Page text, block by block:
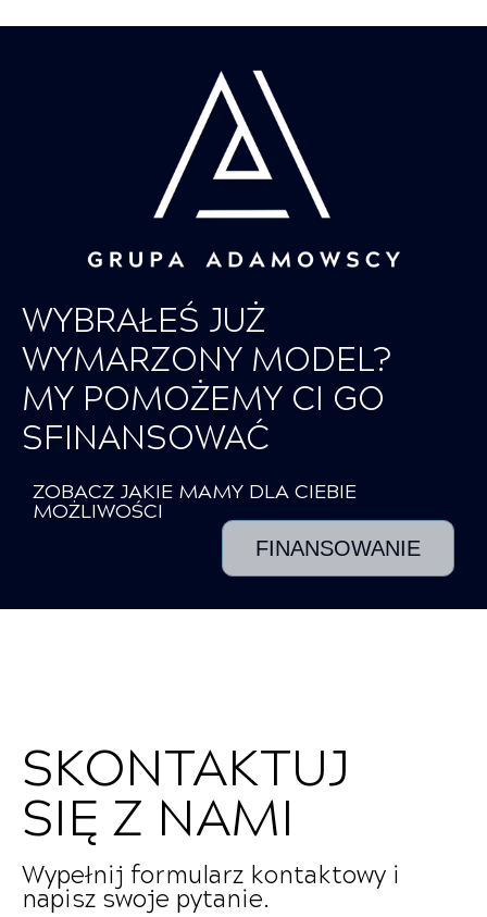
WYBRAŁEŚ JUŻ
WYMARZONY MODEL?
MY POMOŻEMY CI GO
SFINANSOWAĆ
ZOBACZ JAKIE MAMY DLA CIEBIE
MOŻLIWOŚCI
FINANSOWANIE
SKONTAKTUJ
SIĘ Z NAMI
Wypełnij formularz kontaktowy i
napisz swoje pytanie.